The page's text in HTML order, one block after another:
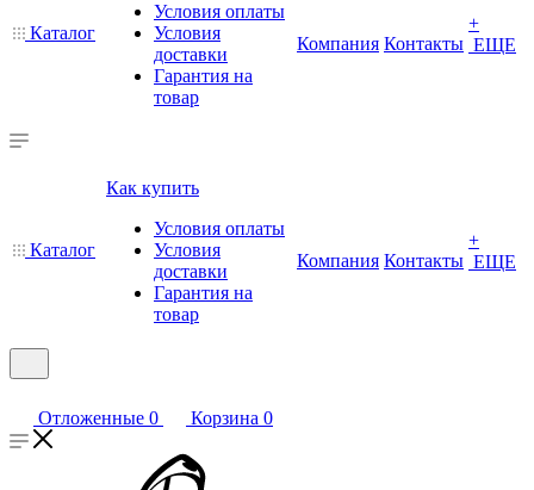
Каталог
Условия оплаты
Условия
доставки
Гарантия на
товар
Компания Контакты
+
ЕЩЕ
Каталог
Как купить
Условия оплаты
Условия
доставки
Гарантия на
товар
Компания Контакты
+
ЕЩЕ
Отложенные 0 Корзина 0